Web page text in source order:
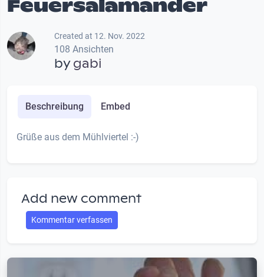
Feuersalamander
Created at 12. Nov. 2022
108 Ansichten
bygabi
Beschreibung Embed
Grüße aus dem Mühlviertel :-)
Add new comment
Kommentar verfassen